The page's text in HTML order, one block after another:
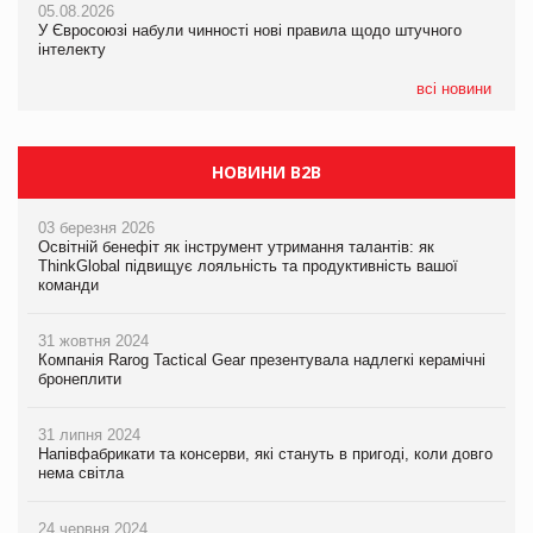
05.08.2026
У Євросоюзі набули чинності нові правила щодо штучного
інтелекту
всі новини
05.08.2026
Сергій Лісунов про заморожені хлібобулочні вироби на
05.08.2026
Рекламна платформа вимагає від Google компенсацію за
втрату 6,9 трлн рекламних показів
НОВИНИ B2B
03 березня 2026
Освітній бенефіт як інструмент утримання талантів: як
ThinkGlobal підвищує лояльність та продуктивність вашої
команди
31 жовтня 2024
Компанія Rarog Tactical Gear презентувала надлегкі керамічні
бронеплити
31 липня 2024
Напівфабрикати та консерви, які стануть в пригоді, коли довго
нема світла
24 червня 2024